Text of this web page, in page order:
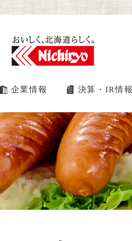
企業情報 決算・IR情報